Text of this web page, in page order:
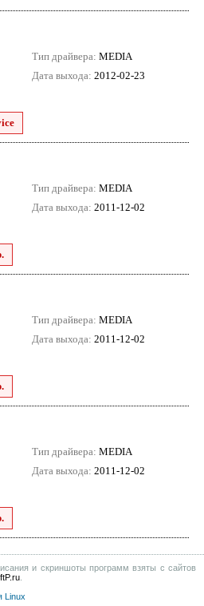
Тип драйвера: MEDIA
Дата выхода: 2012-02-23
Тип драйвера: MEDIA
Дата выхода: 2011-12-02
Тип драйвера: MEDIA
Дата выхода: 2011-12-02
Тип драйвера: MEDIA
Дата выхода: 2011-12-02
и скриншоты программ взяты с сайтов
Linux